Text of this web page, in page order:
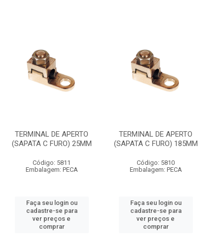
TERMINAL DE APERTO
(SAPATA C FURO) 25MM
Código: 5811
Embalagem: PECA
Faça seu login ou
cadastre-se para
ver preços e
comprar
TERMINAL DE APERTO
(SAPATA C FURO) 185MM
Código: 5810
Embalagem: PECA
Faça seu login ou
cadastre-se para
ver preços e
comprar